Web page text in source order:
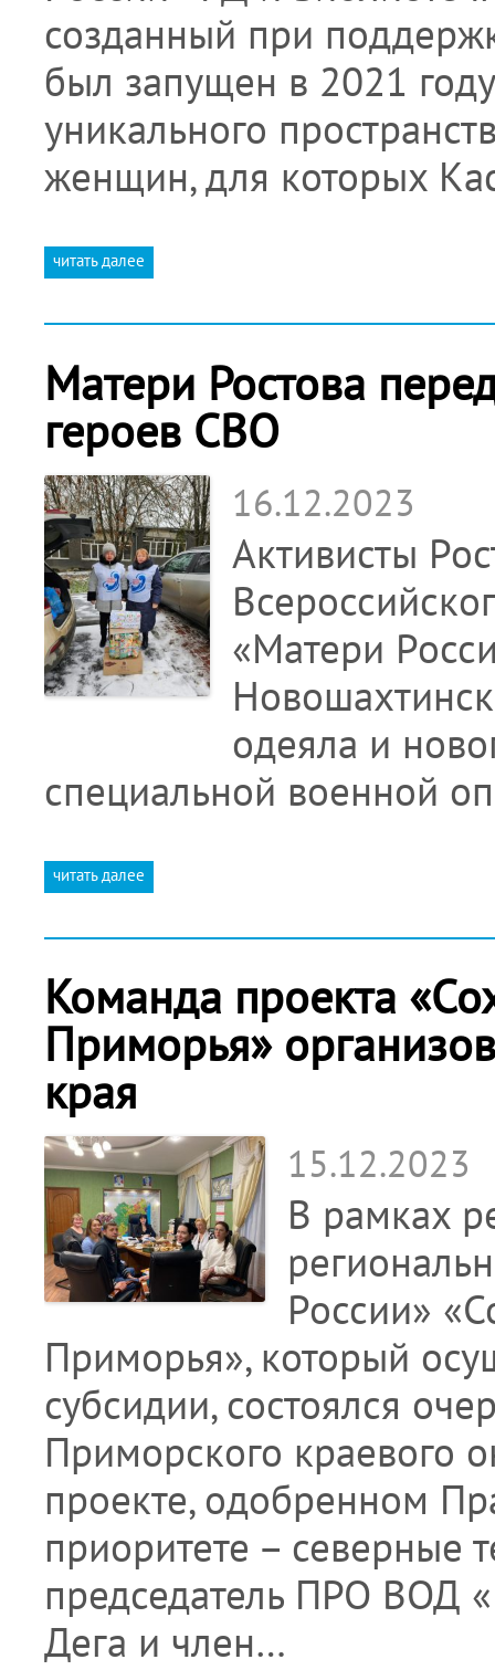
созданный при
был запущен в 2021
уникального
женщин, для которых
читать далее
Матери Ростова
героев СВО
16.12.2023
Активисты
«Матери
одеяла и
специальной военной
читать далее
Команда проекта
Приморья»
края
15.12.2023
В рамках
России»
Приморья», который
субсидии, состоялся
Приморского краевого
проекте, одобренном
приоритете – северные
председатель ПРО ВОД
Дега и член…